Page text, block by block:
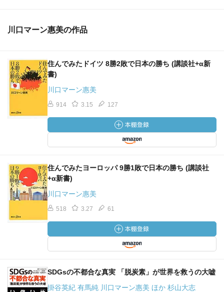
川口マーン惠美の作品
住んでみたドイツ 8勝2敗で日本の勝ち (講談社+α新
書)
川口マーン惠美
914 3.15 127
住んでみたヨーロッパ 9勝1敗で日本の勝ち (講談社
+α新書)
川口マーン惠美
518 3.27 61
SDGsの不都合な真実 「脱炭素」が世界を救うの大嘘
掛谷英紀 有馬純 川口マーン惠美 ほか 杉山大志